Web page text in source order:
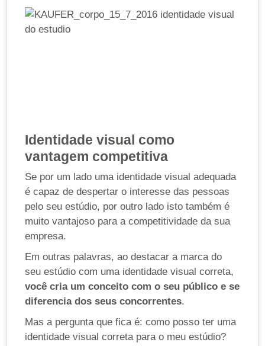
Identidade visual como
vantagem competitiva
Se por um lado uma identidade visual adequada
é capaz de despertar o interesse das pessoas
pelo seu estúdio, por outro lado isto também é
muito vantajoso para a competitividade da sua
empresa.
Em outras palavras, ao destacar a marca do
seu estúdio com uma identidade visual correta,
você cria um conceito com o seu público e se
diferencia dos seus concorrentes.
Mas a pergunta que fica é: como posso ter uma
identidade visual correta para o meu estúdio?